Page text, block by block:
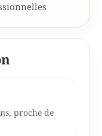
proche de